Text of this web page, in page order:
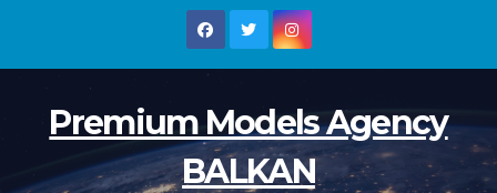
Premium Models Agency
BALKAN